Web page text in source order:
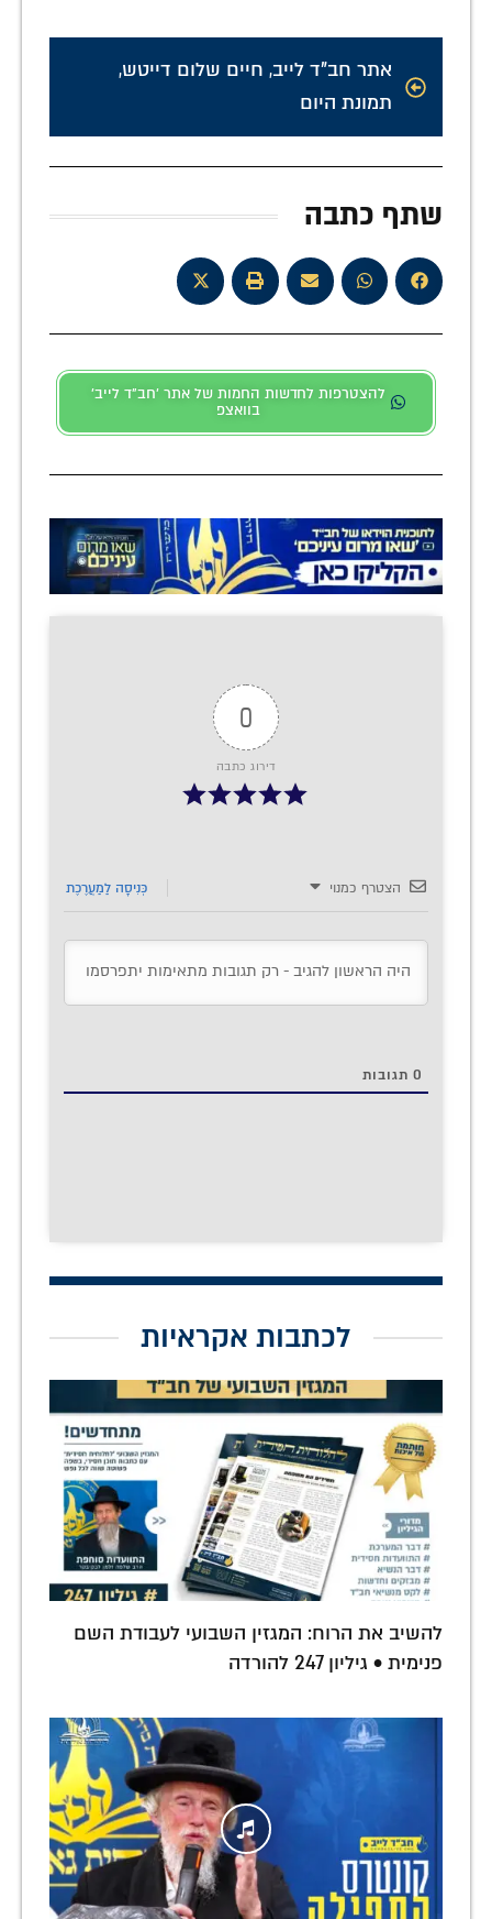
אתר חב"ד לייב, חיים שלום דייטש,
תמונת היום
שתף כתבה
להצטרפות לחדשות החמות של אתר 'חב"ד לייב'
בוואצפ
0
דירוג כתבה
הצטרף כמנוי כְּנִיסָה לַמַעֲרֶכֶת
0 תגובות
לכתבות אקראיות
להשיב את הרוח: המגזין השבועי לעבודת השם
פנימית • גיליון 247 להורדה